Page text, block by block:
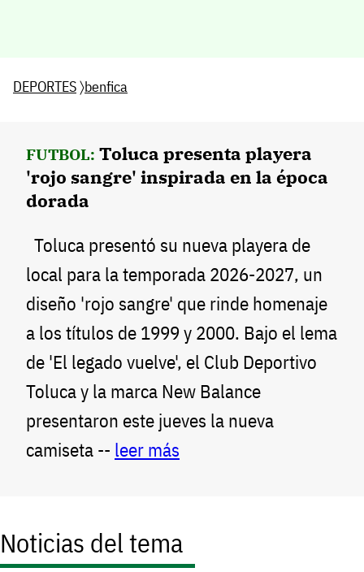
DEPORTES〉benfica
FUTBOL: Toluca presenta playera
'rojo sangre' inspirada en la época
dorada
Toluca presentó su nueva playera de
local para la temporada 2026-2027, un
diseño 'rojo sangre' que rinde homenaje
a los títulos de 1999 y 2000. Bajo el lema
de 'El legado vuelve', el Club Deportivo
Toluca y la marca New Balance
presentaron este jueves la nueva
camiseta -- leer más
Noticias del tema